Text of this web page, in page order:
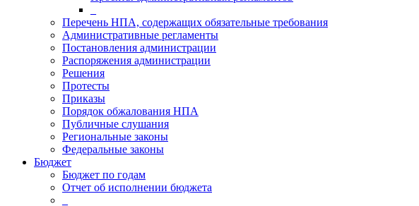
Перечень НПА, содержащих обязательные требования
Административные регламенты
Постановления администрации
Распоряжения администрации
Решения
Протесты
Приказы
Порядок обжалования НПА
Публичные слушания
Региональные законы
Федеральные законы
Бюджет
Бюджет по годам
Отчет об исполнении бюджета